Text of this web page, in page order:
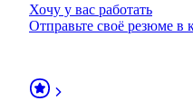
Хочу у вас работать
Отправьте своё резюме